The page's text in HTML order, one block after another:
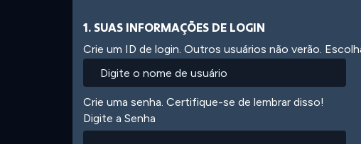
1. SUAS INFORMAÇÕES DE LOGIN
Crie um ID de login. Outros usuários não verão.
Crie uma senha. Certifique-se de lembrar disso!
Digite a Senha